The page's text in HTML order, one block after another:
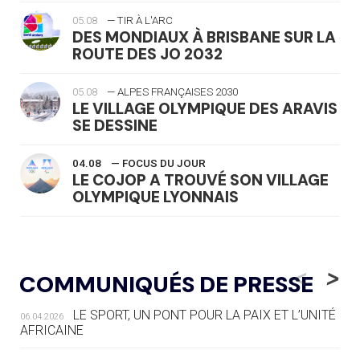
05.08 — TIR À L'ARC
DES MONDIAUX À BRISBANE SUR LA
ROUTE DES JO 2032
05.08 — ALPES FRANÇAISES 2030
LE VILLAGE OLYMPIQUE DES ARAVIS
SE DESSINE
04.08 — FOCUS DU JOUR
LE COJOP A TROUVÉ SON VILLAGE
OLYMPIQUE LYONNAIS
« L'ALLEMAGNE PEUT DÉMONTRER
COMMENT ORGANISER DES JO
RESPONSABLES »
04.08
COMMUNIQUÉS DE PRESSE
<
06.04.2026
LE SPORT, UN PONT POUR LA PAIX ET L’UNITÉ
AFRICAINE
>